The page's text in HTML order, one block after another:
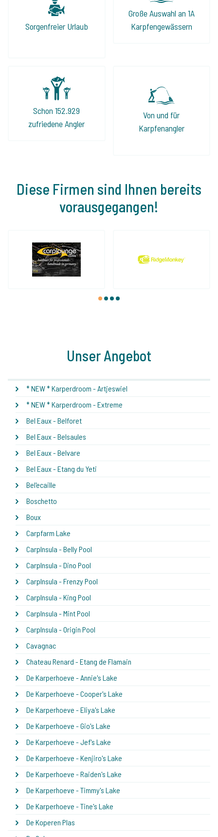
Sorgenfreier Urlaub
Große Auswahl an 1A
Karpfengewässern
Schon 152.929
zufriedene Angler
Von und für
Karpfenangler
Diese Firmen sind Ihnen bereits
vorausgegangen!
1 2 3 4
Unser Angebot
* NEW * Karperdroom - Artjeswiel
* NEW * Karperdroom - Extreme
Bel Eaux - Belforet
Bel Eaux - Belsaules
Bel Eaux - Belvare
Bel Eaux - Etang du Yeti
Bel'ecaille
Boschetto
Boux
Carpfarm Lake
CarpInsula - Belly Pool
CarpInsula - Dino Pool
CarpInsula - Frenzy Pool
CarpInsula - King Pool
CarpInsula - Mint Pool
CarpInsula - Origin Pool
Cavagnac
Chateau Renard - Etang de Flamain
De Karperhoeve - Annie's Lake
De Karperhoeve - Cooper's Lake
De Karperhoeve - Eliya's Lake
De Karperhoeve - Gio's Lake
De Karperhoeve - Jef's Lake
De Karperhoeve - Kenjiro's Lake
De Karperhoeve - Raiden's Lake
De Karperhoeve - Timmy's Lake
De Karperhoeve - Tine's Lake
De Koperen Plas